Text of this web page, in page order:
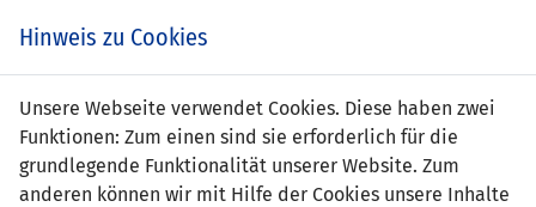
Jonas Verling
Hinweis zu Cookies
Unsere Webseite verwendet Cookies. Diese haben zwei
Funktionen: Zum einen sind sie erforderlich für die
grundlegende Funktionalität unserer Website. Zum
anderen können wir mit Hilfe der Cookies unsere Inhalte